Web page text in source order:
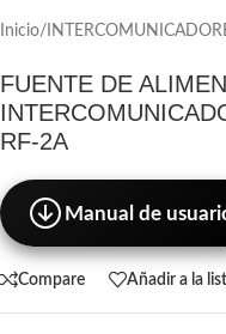
Inicio/
FUENTE DE
RF-2A
Manual de
Compare Añadir a la